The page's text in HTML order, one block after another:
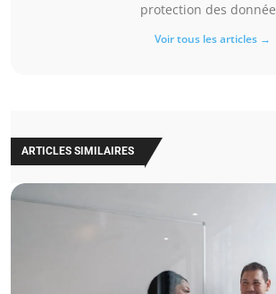
protection des
Voir tous les articles →
ARTICLES SIMILAIRES